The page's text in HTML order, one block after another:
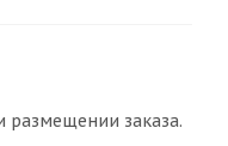
размещении заказа.